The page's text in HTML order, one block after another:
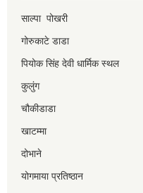
साल्पा पोखरी
गोरुकाटे डाडा
पियोक सिंह देवी धार्मिक स्थल
कुलुंग
चौकीडाडा
खाटम्मा
दोभाने
योगमाया प्रतिष्ठान